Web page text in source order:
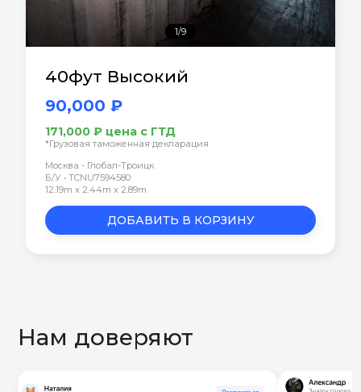
1/9
40фут Высокий
90,000 ₽
171,000 ₽ цена с ГТД
*Грузовая таможенная декларация
Москва - Глобал-Троицк
Б/У • TCNU7594580
12.19m x 2.44m x 2.89m
ДОБАВИТЬ В КОРЗИНУ
Нам доверяют